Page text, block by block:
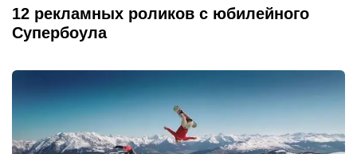
В
12 рекламных роликов с юбилейного
Супербоула